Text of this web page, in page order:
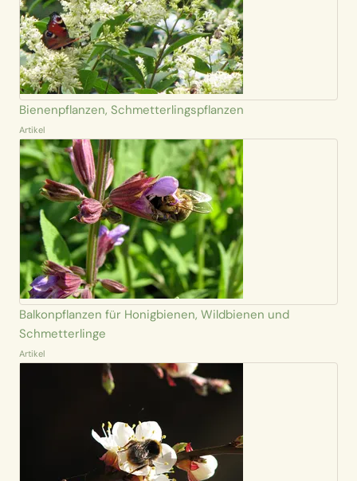
Bienenpflanzen, Schmetterlingspflanzen
Artikel
Balkonpflanzen für Honigbienen, Wildbienen und
Schmetterlinge
Artikel